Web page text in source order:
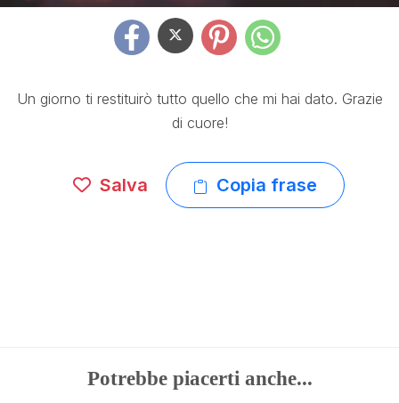
Un giorno ti restituirò tutto quello che mi hai dato. Grazie
di cuore!
Salva Copia frase
Potrebbe piacerti anche...